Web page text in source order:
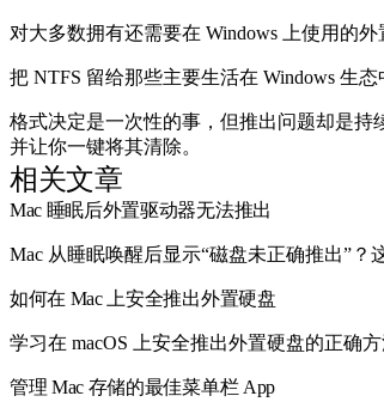
对大多数拥有还需要在 Windows 上使用的外
把 NTFS 留给那些主要生活在 Windows 生
格式决定是一次性的事，但推出问题却是
并让你一键将其清除。
相关文章
Mac 睡眠后外置驱动器无法推出
Mac 从睡眠唤醒后显示“磁盘未正确推出”？
如何在 Mac 上安全推出外置硬盘
学习在 macOS 上安全推出外置硬盘的正确
管理 Mac 存储的最佳菜单栏 App